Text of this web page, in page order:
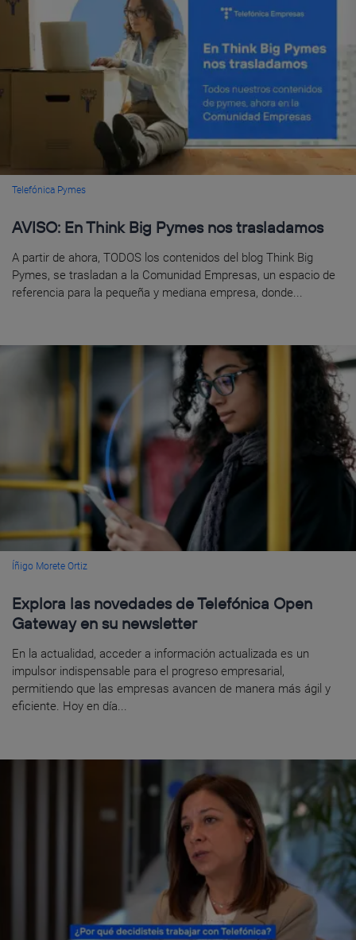
Telefónica Pymes
AVISO: En Think Big Pymes nos trasladamos
A partir de ahora, TODOS los contenidos del blog Think Big
Pymes, se trasladan a la Comunidad Empresas, un espacio de
referencia para la pequeña y mediana empresa, donde...
Íñigo Morete Ortiz
Explora las novedades de Telefónica Open
Gateway en su newsletter
En la actualidad, acceder a información actualizada es un
impulsor indispensable para el progreso empresarial,
permitiendo que las empresas avancen de manera más ágil y
eficiente. Hoy en día...